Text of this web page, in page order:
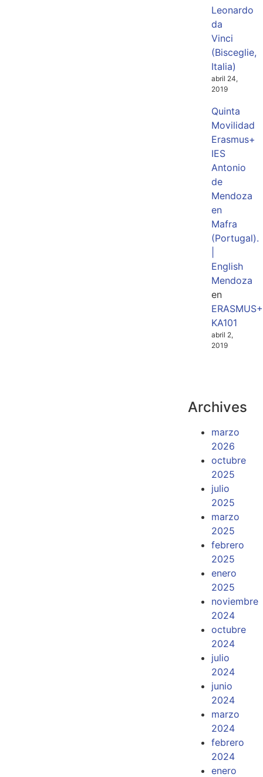
Leonardo
da
Vinci
(Bisceglie,
Italia)
abril 24,
2019
Quinta
Movilidad
Erasmus+
IES
Antonio
de
Mendoza
en
Mafra
(Portugal).
English
Mendoza
en
ERASMUS+
KA101
abril 2,
2019
Archives
marzo
2026
octubre
2025
julio
2025
marzo
2025
febrero
2025
enero
2025
noviembre
2024
octubre
2024
julio
2024
junio
2024
marzo
2024
febrero
2024
enero